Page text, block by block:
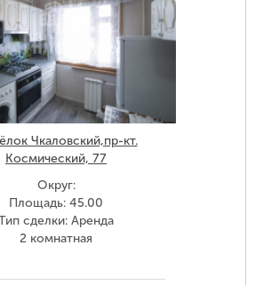
Чкаловский,пр-кт.
Космический, 77
Округ:
Площадь: 45.00
сделки: Аренда
2 комнатная